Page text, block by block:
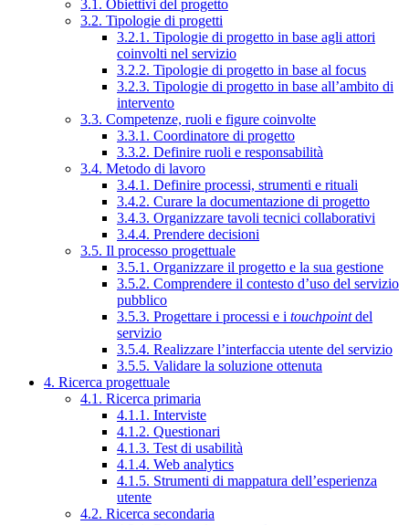
3.1. Obiettivi del progetto
3.2. Tipologie di progetti
3.2.1. Tipologie di progetto in base agli attori
coinvolti nel servizio
3.2.2. Tipologie di progetto in base al focus
3.2.3. Tipologie di progetto in base all’ambito di
intervento
3.3. Competenze, ruoli e figure coinvolte
3.3.1. Coordinatore di progetto
3.3.2. Definire ruoli e responsabilità
3.4. Metodo di lavoro
3.4.1. Definire processi, strumenti e rituali
3.4.2. Curare la documentazione di progetto
3.4.3. Organizzare tavoli tecnici collaborativi
3.4.4. Prendere decisioni
3.5. Il processo progettuale
3.5.1. Organizzare il progetto e la sua gestione
3.5.2. Comprendere il contesto d’uso del servizio
pubblico
3.5.3. Progettare i processi e i touchpointdel
servizio
3.5.4. Realizzare l’interfaccia utente del servizio
3.5.5. Validare la soluzione ottenuta
4. Ricerca progettuale
4.1. Ricerca primaria
4.1.1. Interviste
4.1.2. Questionari
4.1.3. Test di usabilità
4.1.4. Web analytics
4.1.5. Strumenti di mappatura dell’esperienza
utente
4.2. Ricerca secondaria